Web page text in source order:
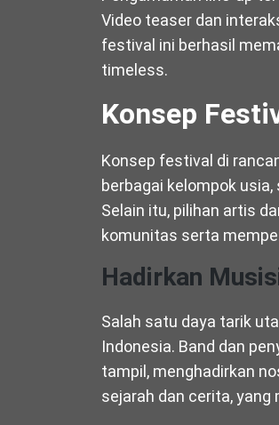
Video teaser dan
festival ini berhasil
timeless.
Konsep
Konsep festival di
berbagai kelompok
Selain itu, pilihan artis
komunitas serta
Hadirkan
Salah satu daya tarik
Indonesia. Band dan
tampil, menghadirkan
sejarah dan cerita,